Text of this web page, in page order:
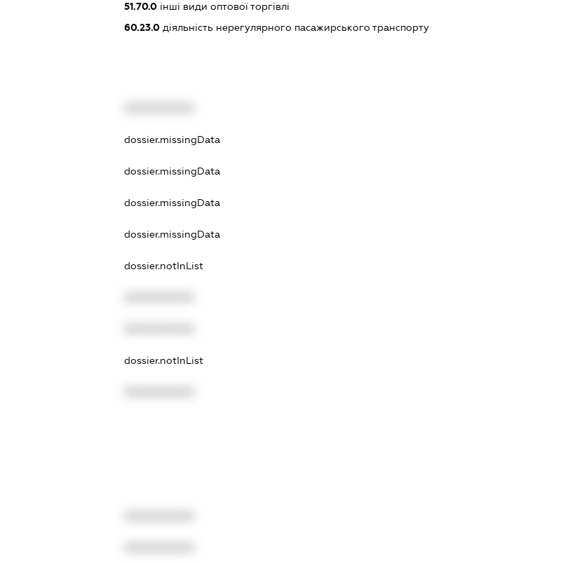
51.70.0інші види оптової торгівлі
60.23.0діяльність нерегулярного пасажирського транспорту
dossier.missingData
dossier.missingData
dossier.missingData
dossier.missingData
dossier.notInList
dossier.notInList